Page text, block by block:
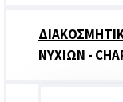
ΝΥΧΙΩΝ -